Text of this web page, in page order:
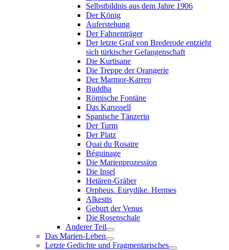
Selbstbildnis aus dem Jahre 1906
Der König
Auferstehung
Der Fahnenträger
Der letzte Graf von Brederode entzieht
sich türkischer Gefangenschaft
Die Kurtisane
Die Treppe der Orangerie
Der Marmor-Karren
Buddha
Römische Fontäne
Das Karussell
Spanische Tänzerin
Der Turm
Der Platz
Quai du Rosaire
Béguinage
Die Marienprozession
Die Insel
Hetären-Gräber
Orpheus. Eurydike. Hermes
Alkestis
Geburt der Venus
Die Rosenschale
Anderer Teil
Das Marien-Leben
Letzte Gedichte und Fragmentarisches